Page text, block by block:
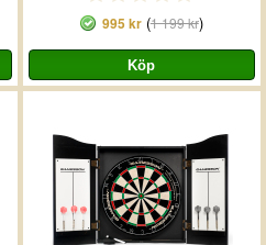
995 kr(1 199 kr)